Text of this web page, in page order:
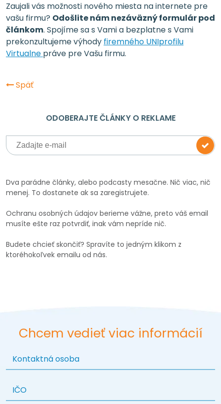
Zaujali vás možnosti nového miesta na internete pre
vašu firmu? Odošlite nám nezáväzný formulár pod
článkom. Spojíme sa s Vami a bezplatne s Vami
prekonzultujeme výhody firemného UNIprofilu
Virtualne práve pre Vašu firmu.
Späť
Chcem vedieť viac informácií